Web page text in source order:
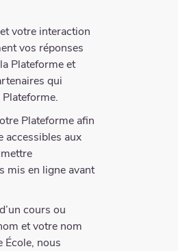
votre interaction
vos réponses
Plateforme et
qui
Plateforme afin
accessibles aux
mis en ligne avant
cours ou
et votre nom
École, nous